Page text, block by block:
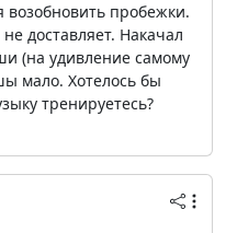
пробежки.
доставляет. Накачал
(на удивление самому
мало. Хотелось бы
тренируетесь?